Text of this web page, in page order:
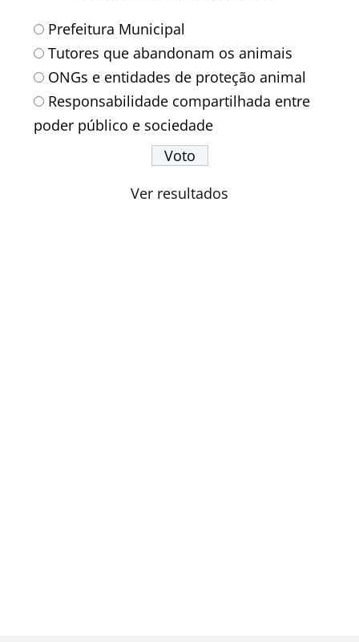
Prefeitura Municipal
Tutores que abandonam os animais
ONGs e entidades de proteção animal
Responsabilidade compartilhada entre
poder público e sociedade
Ver resultados